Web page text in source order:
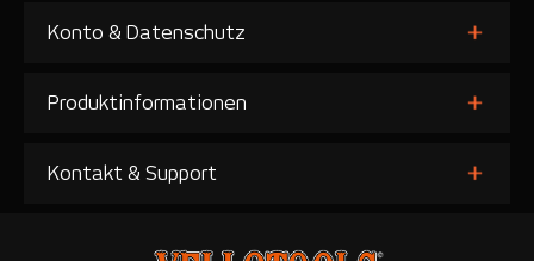
Konto & Datenschutz
Produktinformationen
Kontakt & Support